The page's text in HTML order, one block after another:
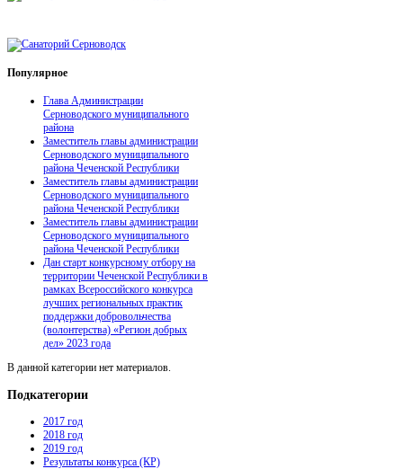
Популярное
Глава Администрации
Серноводского муниципального
района
Заместитель главы администрации
Серноводского муниципального
района Чеченской Республики
Заместитель главы администрации
Серноводского муниципального
района Чеченской Республики
Заместитель главы администрации
Серноводского муниципального
района Чеченской Республики
Дан старт конкурсному отбору на
территории Чеченской Республики в
рамках Всероссийского конкурса
лучших региональных практик
поддержки добровольчества
(волонтерства) «Регион добрых
дел» 2023 года
В данной категории нет материалов.
Подкатегории
2017 год
2018 год
2019 год
Результаты конкурса (КР)